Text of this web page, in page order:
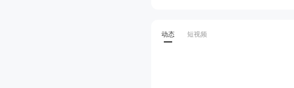
动态 短视频